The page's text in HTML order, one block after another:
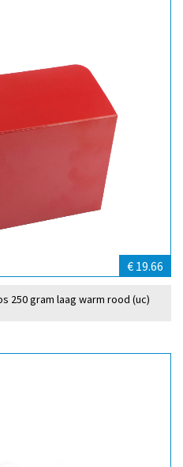
€ 19.66
250 gram laag warm rood (uc)